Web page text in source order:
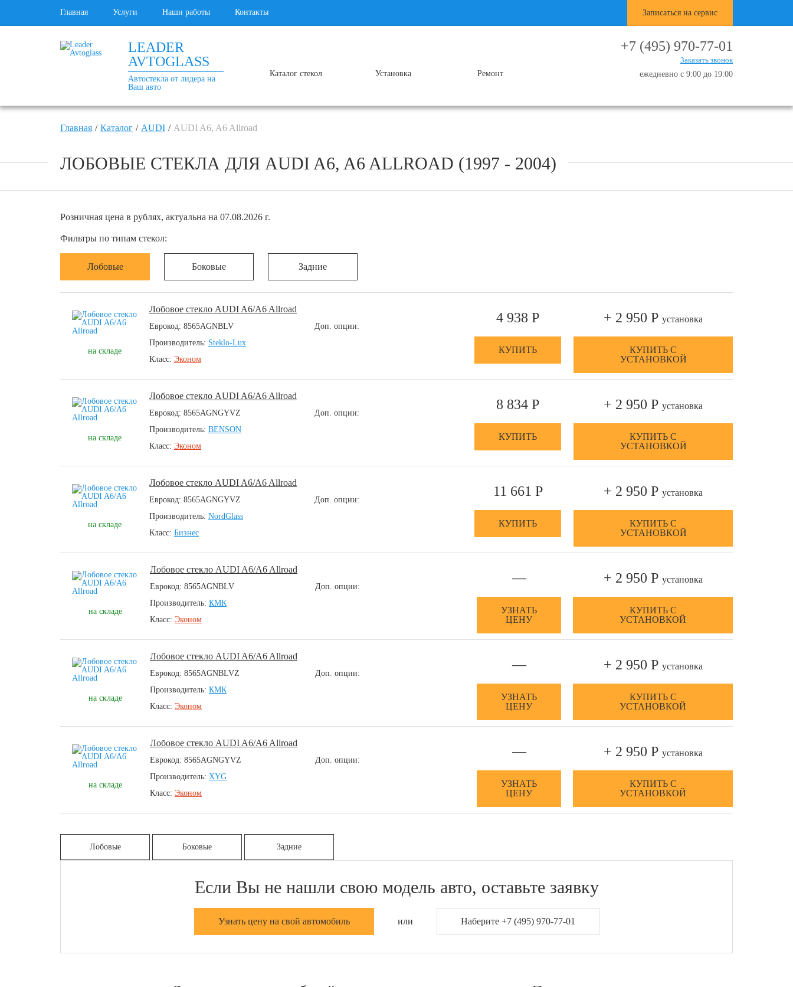
Главная Услуги Наши работы Контакты Записаться на сервис
LEADER
AVTOGLASS
Автостекла от лидера на
Ваш авто
Каталог стекол Установка Ремонт
+7 (495) 970-77-01
Заказать звонок
ежедневно с 9:00 до 19:00
Главная Каталог AUDI AUDI A6, A6 Allroad
ЛОБОВЫЕ СТЕКЛА ДЛЯ AUDI A6, A6 ALLROAD (1997 - 2004)
Розничная цена в рублях, актуальна на 07.08.2026 г.
Фильтры по типам стекол:
Лобовые Боковые Задние
на складе
Лобовое стекло AUDI A6/A6 Allroad
Еврокод: 8565AGNBLV
Производитель: Steklo-Lux
Класс: Эконом
Доп. опции:
4 938 Р
КУПИТЬ
+ 2 950 Р установка
КУПИТЬ С
УСТАНОВКОЙ
на складе
Лобовое стекло AUDI A6/A6 Allroad
Еврокод: 8565AGNGYVZ
Производитель: BENSON
Класс: Эконом
Доп. опции:
8 834 Р
КУПИТЬ
+ 2 950 Р установка
КУПИТЬ С
УСТАНОВКОЙ
на складе
Лобовое стекло AUDI A6/A6 Allroad
Еврокод: 8565AGNGYVZ
Производитель: NordGlass
Класс: Бизнес
Доп. опции:
11 661 Р
КУПИТЬ
+ 2 950 Р установка
КУПИТЬ С
УСТАНОВКОЙ
на складе
Лобовое стекло AUDI A6/A6 Allroad
Еврокод: 8565AGNBLV
Производитель: КМК
Класс: Эконом
Доп. опции:
—
УЗНАТЬ
ЦЕНУ
+ 2 950 Р установка
КУПИТЬ С
УСТАНОВКОЙ
на складе
Лобовое стекло AUDI A6/A6 Allroad
Еврокод: 8565AGNBLVZ
Производитель: КМК
Класс: Эконом
Доп. опции:
—
УЗНАТЬ
ЦЕНУ
+ 2 950 Р установка
КУПИТЬ С
УСТАНОВКОЙ
на складе
Лобовое стекло AUDI A6/A6 Allroad
Еврокод: 8565AGNGYVZ
Производитель: XYG
Класс: Эконом
Доп. опции:
—
УЗНАТЬ
ЦЕНУ
+ 2 950 Р установка
КУПИТЬ С
УСТАНОВКОЙ
Лобовые Боковые Задние
Если Вы не нашли свою модель авто, оставьте заявку
Узнать цену на свой автомобиль или Наберите +7 (495) 970-77-01